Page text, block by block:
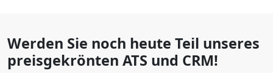
Werden Sie noch heute Teil unseres
preisgekrönten ATS und CRM!